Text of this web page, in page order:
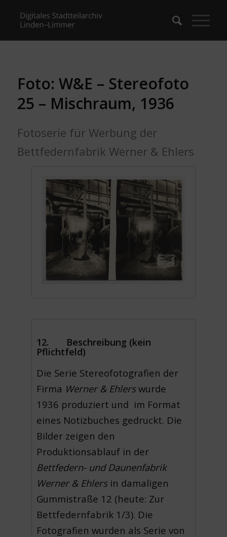
Foto: W&E – Stereofoto
25 – Mischraum, 1936
Fotoserie für Werbung der
Bettfedernfabrik Werner & Ehlers
12. Beschreibung (kein
Pflichtfeld)
Die Serie Stereofotografien der
Firma Werner & Ehlerswurde
1936 produziert und im Format
eines Notizbuches gedruckt. Die
Bilder zeigen den
Produktionsablauf in der
Bettfedern- und Daunenfabrik
Werner & Ehlersin damaligen
Gummistraße 12 (heute: Zur
Bettfedernfabrik 1/3). Die
Fotografien wurden als Serie von